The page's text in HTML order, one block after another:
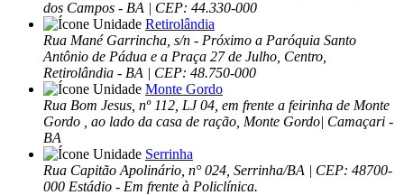
dos Campos - BA | CEP: 44.330-000
Retirolândia
Rua Mané Garrincha, s/n - Próximo a Paróquia Santo
Antônio de Pádua e a Praça 27 de Julho, Centro,
Retirolândia - BA | CEP: 48.750-000
Monte Gordo
Rua Bom Jesus, nº 112, LJ 04, em frente a feirinha de Monte
Gordo , ao lado da casa de ração, Monte Gordo| Camaçari -
BA
Serrinha
Rua Capitão Apolinário, n° 024, Serrinha/BA | CEP: 48700-
000 Estádio - Em frente à Policlínica.